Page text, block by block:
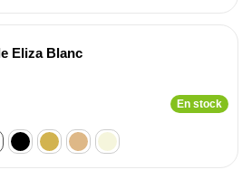
Eliza Blanc
En stock